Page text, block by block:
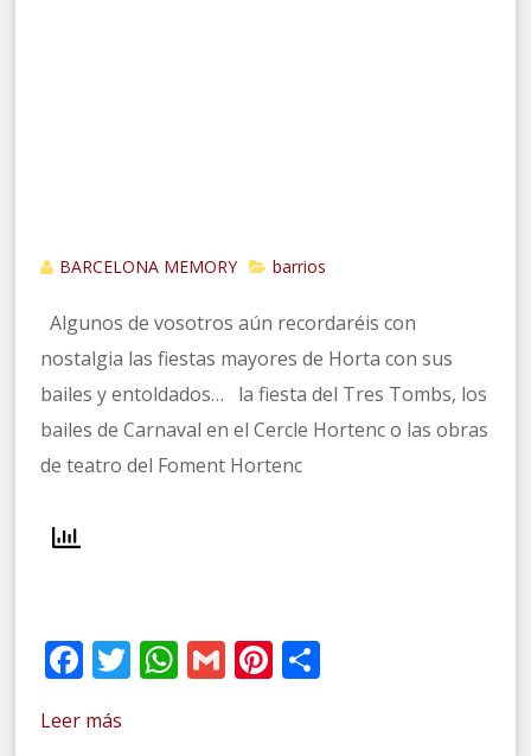
BARCELONA MEMORY barrios
Algunos de vosotros aún recordaréis con
nostalgia las fiestas mayores de Horta con sus
bailes y entoldados… la fiesta del Tres Tombs, los
bailes de Carnaval en el Cercle Hortenc o las obras
de teatro del Foment Hortenc
Facebook
Twitter
WhatsApp
GmailPinterest
Leer más